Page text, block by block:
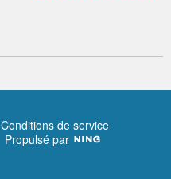
Conditions de service
Propulsé par